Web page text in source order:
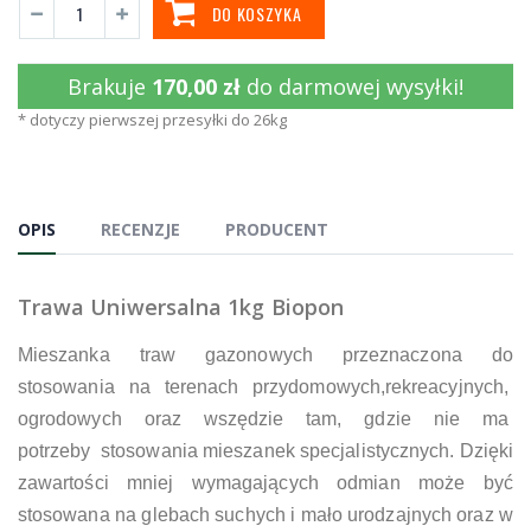
DO KOSZYKA
Brakuje 170,00 zł do darmowej wysyłki!
* dotyczy pierwszej przesyłki do 26kg
OPIS RECENZJE PRODUCENT
Trawa Uniwersalna 1kg Biopon
Mieszanka traw gazonowych przeznaczona do
stosowania na terenach przydomowych,rekreacyjnych,
ogrodowych oraz wszędzie tam, gdzie nie ma
potrzeby stosowania mieszanek specjalistycznych. Dzięki
zawartości mniej wymagających odmian może być
stosowana na glebach suchych i mało urodzajnych oraz w